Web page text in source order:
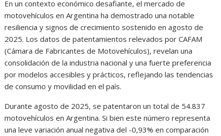
En un contexto económico desafiante, el mercado de
motovehículos en Argentina ha demostrado una notable
resiliencia y signos de crecimiento sostenido en agosto de
2025. Los datos de patentamientos relevados por CAFAM
(Cámara de Fabricantes de Motovehículos), revelan una
consolidación de la industria nacional y una fuerte preferencia
por modelos accesibles y prácticos, reflejando las tendencias
de consumo y movilidad en el país.
Durante agosto de 2025, se patentaron un total de 54.837
motovehículos en Argentina. Si bien este número representa
una leve variación anual negativa del -0,93% en comparación